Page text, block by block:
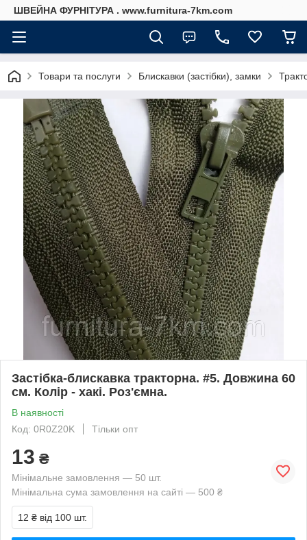
ШВЕЙНА ФУРНІТУРА . www.furnitura-7km.com
Товари та послуги Блискавки (застібки), замки
Застібка-блискавка тракторна. #5. Довжина 60
см. Колір - хакі. Роз'ємна.
В наявності
Код: 0R0Z20K
Тільки опт
13 ₴
Мінімальне замовлення — 50 шт.
Мінімальна сума замовлення на сайті — 500 ₴
12 ₴ від 100 шт.